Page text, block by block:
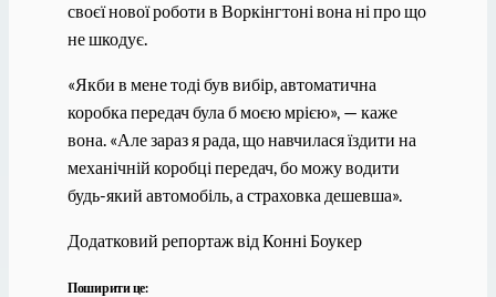
своєї нової роботи в Воркінгтоні вона ні про що
не шкодує.
«Якби в мене тоді був вибір, автоматична
коробка передач була б моєю мрією», — каже
вона. «Але зараз я рада, що навчилася їздити на
механічній коробці передач, бо можу водити
будь-який автомобіль, а страховка дешевша».
Додатковий репортаж від Конні Боукер
Поширити це: